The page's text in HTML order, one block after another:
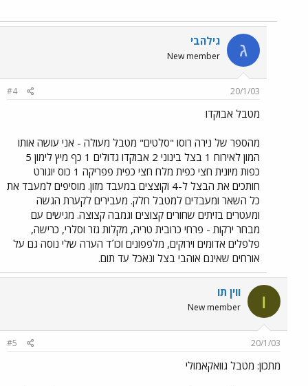
ג גילהבי
New member
20/1/03
#4
מטבל אבוקדו
מהספר של נירה רוסו "סלטים" מטבל מעולה - אני עושה אותו
המון לאירוח 1 בצל בינוני 2 אבוקדו גדולים 1 כף מיץ לימון 5
כפות מיונית חצי כפית מלח חצי כפית פפריקה 1 כוס יוגורט
חותכים את הבצל ל-4 וקוצצים במעבד מזון. מוסיפים למעבד את
כל השאר ומעבדים למטבל חלק. מעבירים לקערת הגשה
ומעטרים בזיתים שחורים קצוצים וגמבה קצוצה. מגישים עם
מבחר ירקות - פרחי כרובית טריה, מקלות גזר וסלרי, כרישה,
פלפלים אדומים וירוקים, מלפפונים וכו´ד הערה שלי נוסה גם על
אורחים שאינם אוהבי בצל ונאכל עד תום.
ו ווין תו
New member
20/1/03
#5
מתכון: מטבל גוואקאמולי